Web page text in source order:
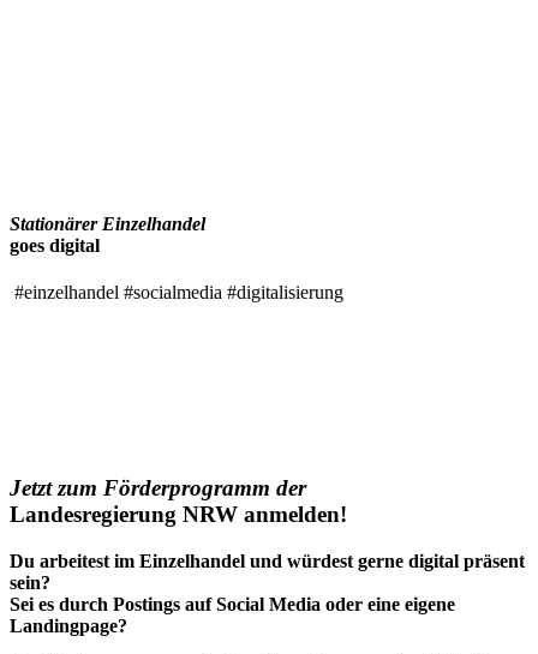
Stationärer Einzelhandel
goes digital
#einzelhandel #socialmedia #digitalisierung
Jetzt zum Förderprogramm der
Landesregierung NRW anmelden!
Du arbeitest im Einzelhandel und würdest gerne digital präsent
sein?
Sei es durch Postings auf Social Media oder eine eigene
Landingpage?